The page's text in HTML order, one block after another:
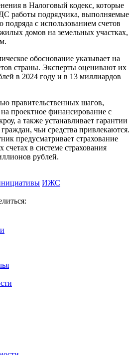
в Налоговый кодекс, которые
работы подрядчика, выполняемые
подряда с использованием счетов
домов на земельных участках,
обоснование указывает на
страны. Эксперты оценивают их
в 2024 году и в 13 миллиардов
правительственных шагов,
проектное финансирование с
а также устанавливает гарантии
чьи средства привлекаются.
предусматривает страхование
счетах в системе страхования
рублей.
ИЖС